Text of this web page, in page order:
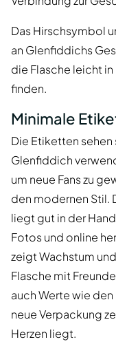
Das Hirschsymbol
an Glenfiddichs
die Flasche leicht
finden.
Minimale
Die Etiketten sehen
Glenfiddich
um neue Fans zu
den modernen Stil.
liegt gut in der
Fotos und online
zeigt Wachstum
Flasche mit
auch Werte wie
neue Verpackung
Herzen liegt.